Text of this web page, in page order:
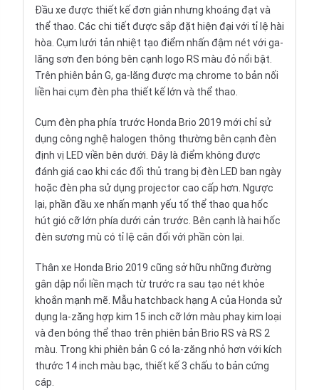
Đầu xe được thiết kế đơn giản nhưng khoáng đạt và
thể thao. Các chi tiết được sắp đặt hiện đại với tỉ lệ hài
hòa. Cụm lưới tản nhiệt tạo điểm nhấn đậm nét với ga-
lăng sơn đen bóng bên cạnh logo RS màu đỏ nổi bật.
Trên phiên bản G, ga-lăng được mạ chrome to bản nối
liền hai cụm đèn pha thiết kế lớn và thể thao.
Cụm đèn pha phía trước Honda Brio 2019 mới chỉ sử
dụng công nghệ halogen thông thường bên cạnh đèn
định vị LED viền bên dưới. Đây là điểm không được
đánh giá cao khi các đối thủ trang bị đèn LED ban ngày
hoặc đèn pha sử dụng projector cao cấp hơn. Ngược
lại, phần đầu xe nhấn mạnh yếu tố thể thao qua hốc
hút gió cỡ lớn phía dưới cản trước. Bên cạnh là hai hốc
đèn sương mù có tỉ lệ cân đối với phần còn lại.
Thân xe Honda Brio 2019 cũng sở hữu những đường
gân dập nổi liền mạch từ trước ra sau tạo nét khỏe
khoắn mạnh mẽ. Mẫu hatchback hạng Acủa Honda sử
dụng la-zăng hợp kim 15 inch cỡ lớn màu phay kim loại
và đen bóng thể thao trên phiên bản Brio RS và RS 2
màu. Trong khi phiên bản G có la-zăng nhỏ hơn với kích
thước 14 inch màu bạc, thiết kế 3 chấu to bản cứng
cáp.